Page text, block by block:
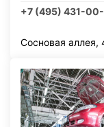
+7 (495) 431-
Сосновая аллея,